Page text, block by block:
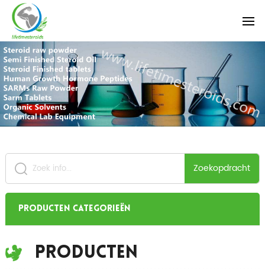
Zoekopdracht
Producten categorieën
Producten